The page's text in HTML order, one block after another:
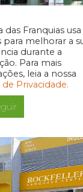
das Franquias usa
para melhorar a
durante a
Para mais
leia a nossa
Privacidade.
registram
dígitos no